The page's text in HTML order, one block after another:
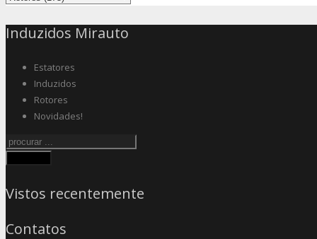
Induzidos Mirauto
Estatores
Induzidos
Rotores
Novidades!
Vistos recentemente
Contatos